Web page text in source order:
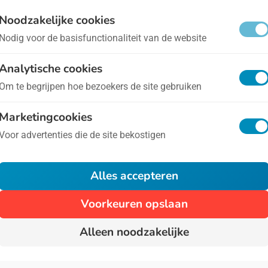
zwangerschapsmisselijkheid, ook wel
vervelend zijn voor vrouwen in verwachting.
deze vorm van misselijkheid ook een grote
Noodzakelijke cookies
Nodig voor de basisfunctionaliteit van de website
cookies
Om te begrijpen hoe bezoekers de site gebruiken
Marketingcookies
advertenties die de site bekostigen
Alles accepteren
Voorkeuren opslaan
Alleen noodzakelijke